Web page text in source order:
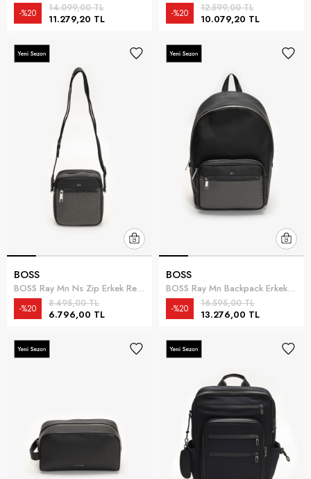
11.279,20 TL
14.099,00 TL
%20
10.079,20 TL
12.599,00 TL
%20
BOSS
BOSS Ray Mn Ns Zip Erkek Reporter Çanta Siyah
6.796,00 TL
8.495,00 TL
%20
BOSS
BOSS Ray Mn Backpack Erkek Sırt Çantası Siyah
13.276,00 TL
16.595,00 TL
%20